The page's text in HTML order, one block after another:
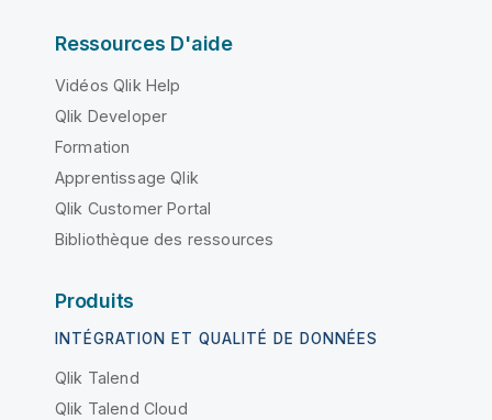
Ressources D'aide
Vidéos Qlik Help
Qlik Developer
Formation
Apprentissage Qlik
Qlik Customer Portal
Bibliothèque des ressources
Produits
INTÉGRATION ET QUALITÉ DE DONNÉES
Qlik Talend
Qlik Talend Cloud